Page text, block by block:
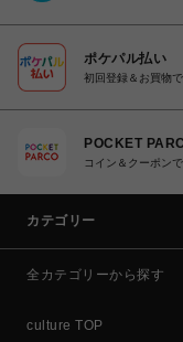
ポケパル払い
初回登録＆お買物
POCKET
コイン＆クーポン
カテゴリー
全カテゴリーから探す
culture TOP